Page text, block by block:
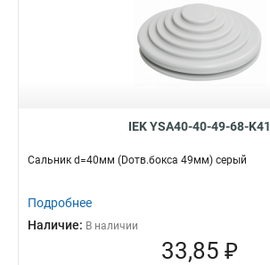
IEK YSA40-40-49-68-K41
Сальник d=40мм (Dотв.бокса 49мм) серый
Подробнее
Наличие: В наличии
33,85 ₽